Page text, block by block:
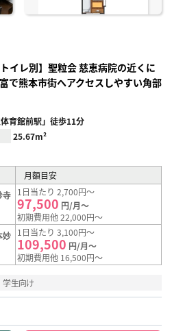
イレ別】聖粒会 慈恵病院の近くに
で熊本市街へアクセスしやすい角部
育館前駅」徒歩11分
25.67m²
月額目安
寺 1日当たり 2,700円～
97,500 円/月～
初期費用他 22,000円～
妙 1日当たり 3,100円～
109,500 円/月～
初期費用他 16,500円～
学生向け